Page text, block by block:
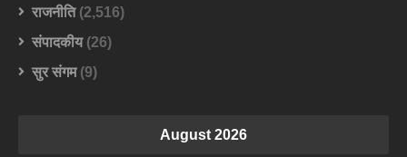
राजनीति(2,516)
संपादकीय(26)
सुर संगम(9)
August 2026